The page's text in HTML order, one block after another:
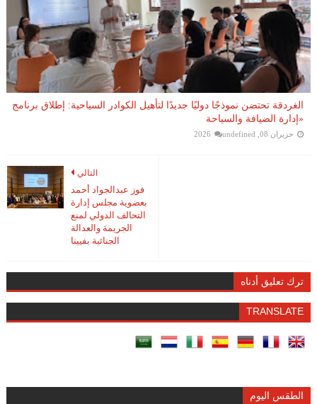
الغردقة تحتضن نموذجًا دوليًا جديدًا لتأهيل الكوادر السياحية: إطلاق برنامج
«إدارة الضيافة والسياحة
حزيران 08, 2026 undefined
التالي
فوز عبدالجواد أحمد
بعضوية مجلس إدارة
التحالف الدولي لمنع
الجريمة والعدالة
الجنائية بفيينا
ترك تعليق أدناه
TRANSLATE
الطقس اليوم